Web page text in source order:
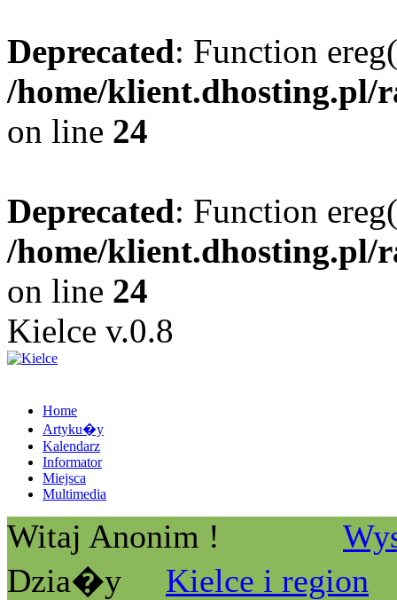
Deprecated: Function
/home/klient.dhosting.pl/
on line 24
Deprecated: Function
/home/klient.dhosting.pl/
on line 24
Kielce v.0.8
Home
Artyku�y
Kalendarz
Informator
Miejsca
Multimedia
Witaj Anonim !
Dzia�y
Kielce i region